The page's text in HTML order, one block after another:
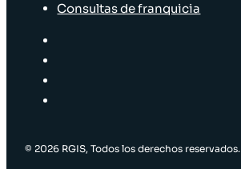
Consultas de franquicia
© 2026 RGIS, Todos los derechos reservados.